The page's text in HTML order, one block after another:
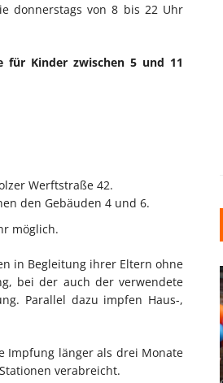
donnerstags von 8 bis 22 Uhr
für Kinder zwischen 5 und 11
Werftstraße 42.
den Gebäuden 4 und 6.
möglich.
in Begleitung ihrer Eltern ohne
bei der auch der verwendete
Parallel dazu impfen Haus-,
Impfung länger als drei Monate
verabreicht.